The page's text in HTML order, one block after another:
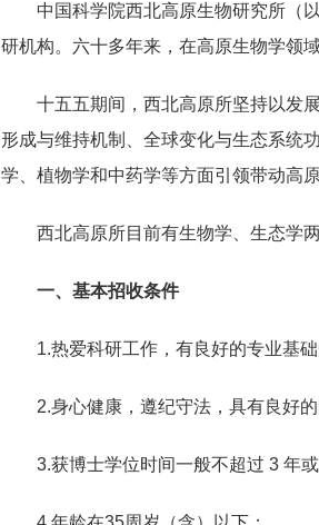
中国科学院西北高原生物研究所（
研机构。六十多年来，在高原生物学领
十五五期间，西北高原所坚持以发
形成与维持机制、全球变化与生态系统
学、植物学和中药学等方面引领带动高
西北高原所目前有生物学、生态学
一、基本招收条件
1.热爱科研工作，有良好的专业基
2.身心健康，遵纪守法，具有良好的
3.获博士学位时间一般不超过 3 年